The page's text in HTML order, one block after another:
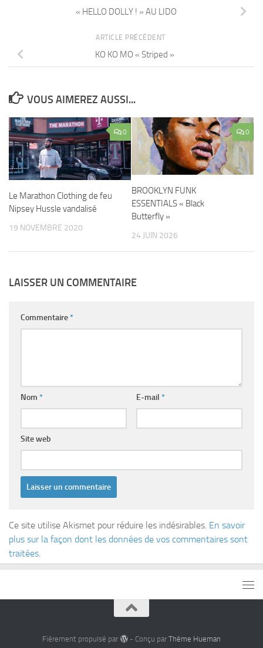
« HELLO DOLLY ! » AU LIDO
ARTICLE PRÉCÉDENT
KO KO MO « Striped »
VOUS AIMEREZ AUSSI...
0
Le Marathon Clothing de feu
Nipsey Hussle vandalisé
19 NOVEMBRE 2020
0
BROOKLYN FUNK
ESSENTIALS « Black
Butterfly »
24 JUIN 2026
LAISSER UN COMMENTAIRE
Commentaire*
Nom * E-mail *
Site web
Ce site utilise Akismet pour réduire les indésirables. En savoir
plus sur la façon dont les données de vos commentaires sont
traitées.
Fièrement propulsé par - Conçu par Thème Hueman